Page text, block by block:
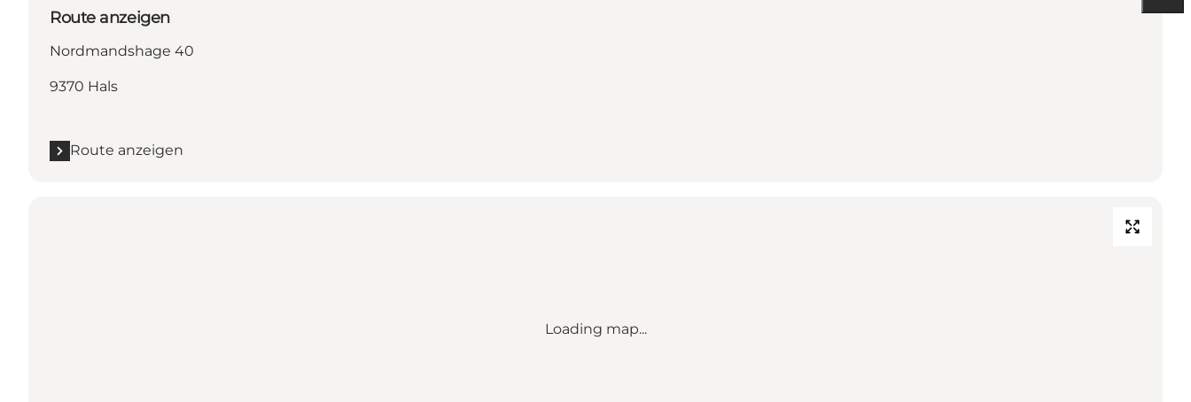
Route anzeigen
Nordmandshage 40
9370 Hals
Route anzeigen
Loading map...